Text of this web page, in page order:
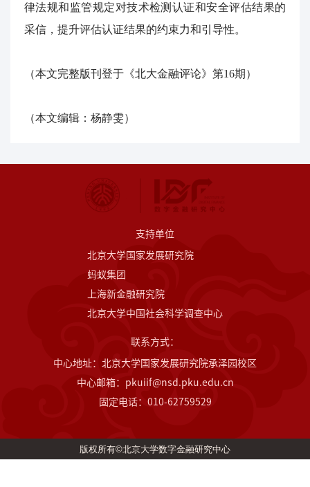
律法规和监管规定对技术检测认证和安全评估结果的
采信，提升评估认证结果的约束力和引导性。
（本文完整版刊登于《北大金融评论》第16期）
（本文编辑：杨静雯）
支持单位
北京大学国家发展研究院
蚂蚁集团
上海新金融研究院
北京大学中国社会科学调查中心
联系方式：
中心地址：北京大学国家发展研究院承泽园校区
中心邮箱：pkuiif@nsd.pku.edu.cn
固定电话：010-62759529
版权所有©北京大学数字金融研究中心